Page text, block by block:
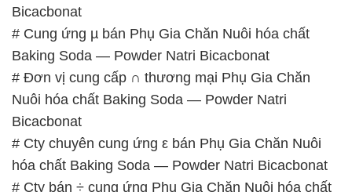
Nuôi hóa chất Baking Soda — Powder Natri
Bicacbonat
# Cty chuyên cung ứng ε bán Phụ Gia Chăn Nuôi
hóa chất Baking Soda — Powder Natri Bicacbonat
# Cty bán ÷ cung ứng Phụ Gia Chăn Nuôi hóa chất
Baking Soda — Powder Natri Bicacbonat
# Địa chỉ chuyên cung cấp / kinh doanh Phụ Gia
Chăn Nuôi hóa chất Baking Soda — Powder Natri
Bicacbonat